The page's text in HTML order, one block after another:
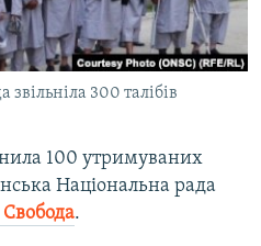
звільніла 300 талібів
100 утримуваних
Національна рада
Свобода.